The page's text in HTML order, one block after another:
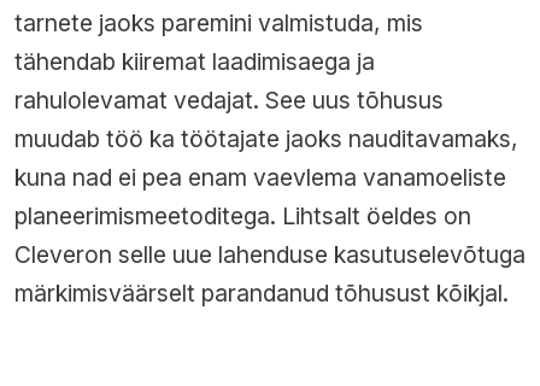
tarnete jaoks paremini valmistuda, mis
tähendab kiiremat laadimisaega ja
rahulolevamat vedajat. See uus tõhusus
muudab töö ka töötajate jaoks nauditavamaks,
kuna nad ei pea enam vaevlema vanamoeliste
planeerimismeetoditega. Lihtsalt öeldes on
Cleveron selle uue lahenduse kasutuselevõtuga
märkimisväärselt parandanud tõhusust kõikjal.